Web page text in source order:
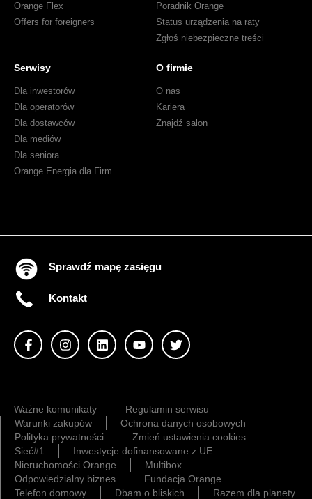
Orange Flex
Offers for foreigners
Poradnik Orange
Status urządzenia na raty
Zgłoś niebezpieczne treści
Serwisy
Dla inwestorów
Dla operatorów
Dla dostawców
Dla mediów
Dla seniora
Orange Energia dla Firm
O firmie
O nas
Kariera
Znajdź salon
Sprawdź mapę zasięgu
Kontakt
Ważne komunikaty
Regulamin serwisu
Warunki zakupów
Ochrona danych osobowych
Polityka prywatności
Zmień ustawienia cookies
Sieć#1
Inwestycje dofinansowane z UE
Nieruchomości Orange
Multibox
Odpowiedzialny biznes
Fundacja Orange
Telefon domowy
Dbam o bliskich Razem dla planety